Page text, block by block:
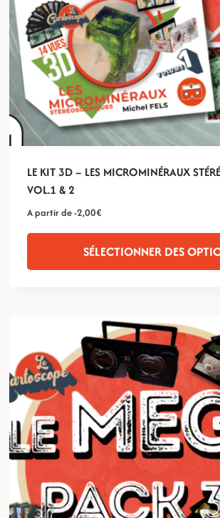
LE KIT 3D – LES MICROMINÉRAUX
VOL.1 & 2
A partir de-2,00€
SÉLECTIONNER DES